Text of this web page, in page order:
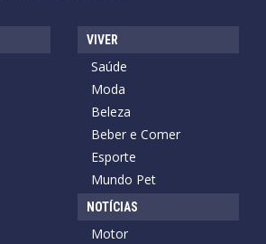
VIVER
Saúde
Moda
Beleza
Beber e Comer
Esporte
Mundo Pet
NOTÍCIAS
Motor